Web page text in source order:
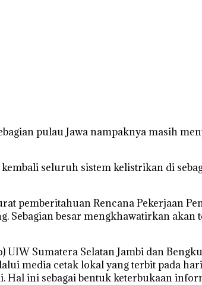
pulau Jawa nampaknya masih
seluruh sistem kelistrikan di
pemberitahuan Rencana Pekerjaan
Sebagian besar mengkhawatirkan
Sumatera Selatan Jambi dan
media cetak lokal yang terbit pada
ini sebagai bentuk keterbukaan